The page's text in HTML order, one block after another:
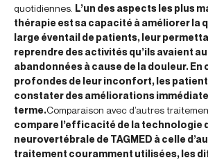
quotidiennes. L’un des aspects les plus
thérapie est sa capacité à améliorer la
large éventail de patients, leur
reprendre des activités qu’ils avaient
abandonnées à cause de la douleur.
profondes de leur inconfort, les
constater des améliorations
terme.Comparaison avec d’autres
compare l’efficacité de la technologie
neurovertébrale de TAGMED à celle
traitement couramment utilisées, les